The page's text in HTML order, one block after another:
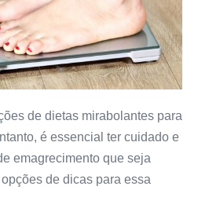
de dietas mirabolantes para
é essencial ter cuidado e
emagrecimento que seja
de dicas para essa